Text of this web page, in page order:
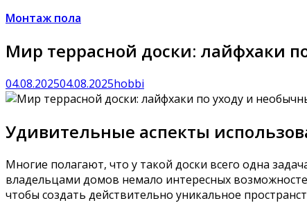
Монтаж пола
Мир террасной доски: лайфхаки
04.08.202504.08.2025hobbi
Удивительные аспекты
Многие полагают, что у такой доски всего одна
владельцами домов немало интересных
чтобы создать действительно уникальное